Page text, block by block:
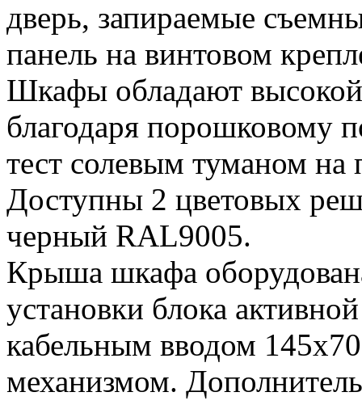
дверь, запираемые
панель на винтовом
Шкафы обладают
благодаря
тест солевым туманом на
Доступны 2 цветовых
черный RAL9005.
Крыша шкафа
установки блока
кабельным вводом
механизмом.